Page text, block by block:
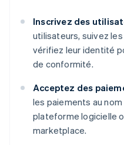
Inscrivez des
utilisateurs, suivez
vérifiez leur identité
de conformité.
Acceptez des
les paiements au
plateforme logicielle
marketplace.